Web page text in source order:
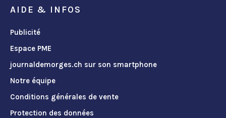
AIDE & INFOS
Publicité
Espace PME
journaldemorges.ch sur son smartphone
Notre équipe
Conditions générales de vente
Protection des données